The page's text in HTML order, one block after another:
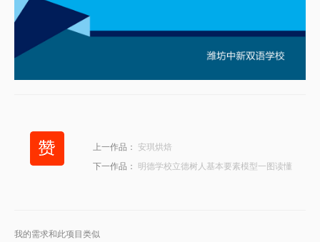
上一作品： 安琪烘焙
下一作品： 明德学校立德树人基本要素模型一图读懂
我的需求和此项目类似